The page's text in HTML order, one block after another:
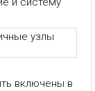
включены в